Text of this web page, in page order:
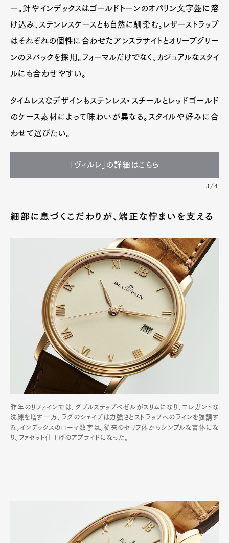
ー。針やインデックスはゴールドトーンのオパリン文字盤に溶
け込み、ステンレスケースとも自然に馴染む。レザーストラップ
はそれぞれの個性に合わせたアンスラサイトとオリーブグリー
ンのヌバックを採用。フォーマルだけでなく、カジュアルなスタイ
ルにも合わせやすい。
タイムレスなデザインもステンレス・スチールとレッドゴールド
のケース素材によって味わいが異なる。スタイルや好みに合
わせて選びたい。
「ヴィルレ」の詳細はこちら
3/4
細部に息づくこだわりが、端正な佇まいを支える
昨年のリファインでは、ダブルステップベゼルがスリムになり、エレガントな
洗練を増す一方、ラグのシェイプは力強さとストラップへのラインを強調す
る。インデックスのローマ数字は、従来のセリフ体からシンプルな書体にな
り、ファセット仕上げのアプライドになった。